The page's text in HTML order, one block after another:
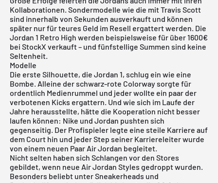
Kollaborationen. Sondermodelle wie die mit Travis Scott
sind innerhalb von Sekunden ausverkauft und können
später nur für teures Geld im Resell ergattert werden. Die
Jordan 1 Retro High werden beispielsweise für über 1600€
bei StockX verkauft – und fünfstellige Summen sind keine
Seltenheit.
Modelle
Die erste Silhouette, die Jordan 1, schlug ein wie eine
Bombe. Alleine der schwarz-rote Colorway sorgte für
ordentlich Medienrummel und jeder wollte ein paar der
verbotenen Kicks ergattern. Und wie sich im Laufe der
Jahre herausstellte, hätte die Kooperation nicht besser
laufen können: Nike und Jordan pushten sich
gegenseitig. Der Profispieler legte eine steile Karriere auf
dem Court hin und jeder Step seiner Karriereleiter wurde
von einem neuen Paar Air Jordan begleitet.
Nicht selten haben sich Schlangen vor den Stores
gebildet, wenn neue Air Jordan Styles gedroppt wurden.
Besonders beliebt unter Sneakerheads und